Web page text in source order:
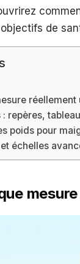
de
: repères,
poids pour
échelles